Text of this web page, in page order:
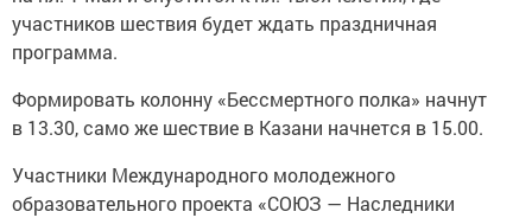
участников шествия будет ждать праздничная
программа.
Формировать колонну «Бессмертного полка» начнут
в 13.30, само же шествие в Казани начнется в 15.00.
Участники Международного молодежного
образовательного проекта «СОЮЗ — Наследники